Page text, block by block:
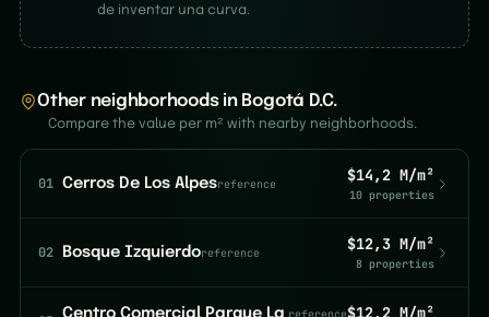
de inventar una curva.
Other neighborhoods in Bogotá D.C.
Compare the value per m² with nearby neighborhoods.
01 Cerros De Los Alpesreference $14,2 M/m²
10 properties
02 Bosque Izquierdoreference $12,3 M/m²
8 properties
Centro Comercial Parque La
$12,2 M/m²